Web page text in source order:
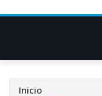
Inicio